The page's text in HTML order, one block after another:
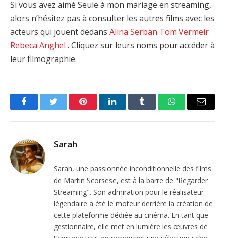
Si vous avez aimé Seule à mon mariage en streaming,
alors n’hésitez pas à consulter les autres films avec les
acteurs qui jouent dedans Alina Serban Tom Vermeir
Rebeca Anghel . Cliquez sur leurs noms pour accéder à
leur filmographie.
FacebookTwitter PinterestLinkedInTumblr WhatsAppEmail
Sarah
Sarah, une passionnée inconditionnelle des films
de Martin Scorsese, est à la barre de "Regarder
Streaming". Son admiration pour le réalisateur
légendaire a été le moteur derrière la création de
cette plateforme dédiée au cinéma. En tant que
gestionnaire, elle met en lumière les œuvres de